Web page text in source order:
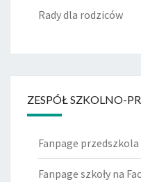
Rady dla rodziców
ZESPÓŁ SZKOLNO-
Fanpage przedszkola
Fanpage szkoły na